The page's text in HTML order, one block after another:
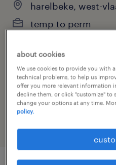
harelbeke, west-
temp to perm
job category
sales
about cookies
We use cookies to provide you with
technical problems, to help us
offer you more relevant information
decline them, or click "customize" to
change your options at any time.
policy.